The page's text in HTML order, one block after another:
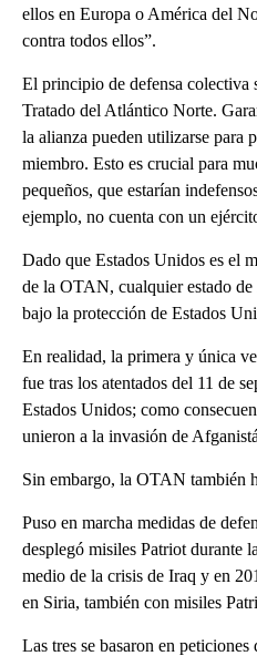
ellos en Europa o América del
contra todos ellos”.
El principio de defensa colectiva
Tratado del Atlántico Norte.
la alianza pueden utilizarse para
miembro. Esto es crucial para
pequeños, que estarían
ejemplo, no cuenta con un
Dado que Estados Unidos es el
de la OTAN, cualquier estado de
bajo la protección de Estados
En realidad, la primera y única
fue tras los atentados del 11 de
Estados Unidos; como
unieron a la invasión de
Sin embargo, la OTAN también
Puso en marcha medidas de
desplegó misiles Patriot durante
medio de la crisis de Iraq y en
en Siria, también con misiles
Las tres se basaron en peticiones